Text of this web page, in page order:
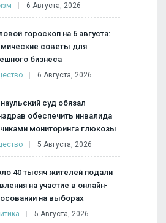
6 Августа, 2026
гороскоп на 6 августа:
советы для
бизнеса
6 Августа, 2026
суд обязал
обеспечить инвалида
мониторинга глюкозы
5 Августа, 2026
40 тысяч жителей подали
на участие в онлайн-
на выборах
5 Августа, 2026